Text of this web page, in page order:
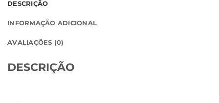
DESCRIÇÃO
INFORMAÇÃO ADICIONAL
AVALIAÇÕES (0)
DESCRIÇÃO